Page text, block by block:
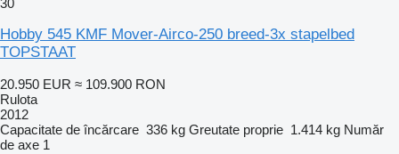
Hobby 545 KMF Mover-Airco-250 breed-3x stapelbed
TOPSTAAT
20.950 EUR ≈ 109.900 RON
Rulota
2012
Capacitate de încărcare 336 kg Greutate proprie 1.414 kg Număr
de axe 1